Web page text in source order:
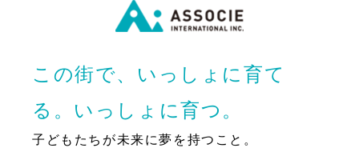
この街で、いっしょに育て
る。いっしょに育つ。
子どもたちが未来に夢を持つこと。